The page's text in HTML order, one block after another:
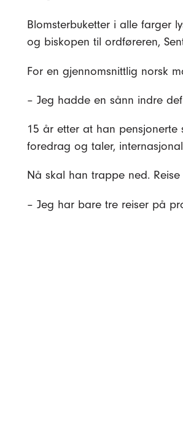
Blomsterbuketter i alle farger
og biskopen til ordføreren,
For en gjennomsnittlig norsk
– Jeg hadde en sånn indre
15 år etter at han
foredrag og taler,
Nå skal han trappe ned.
– Jeg har bare tre reiser på